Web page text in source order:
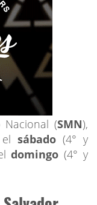
Nacional (SMN),
sábado (4° y
domingo (4° y